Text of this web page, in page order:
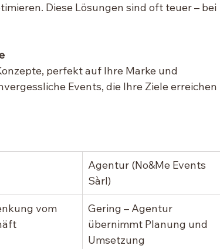
Diese Lösungen sind oft teuer – bei
perfekt auf Ihre Marke und
Events, die Ihre Ziele erreichen
Agentur (No&Me Events
Sàrl)
vom
Gering – Agentur
übernimmt Planung und
Umsetzung